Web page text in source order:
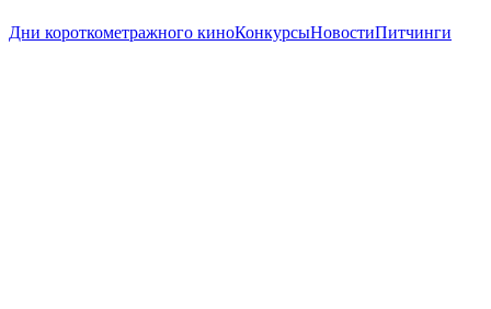
Дни короткометражного киноКонкурсыНовостиПитчинги